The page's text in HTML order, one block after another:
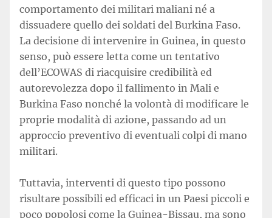
comportamento dei militari maliani né a
dissuadere quello dei soldati del Burkina Faso.
La decisione di intervenire in Guinea, in questo
senso, può essere letta come un tentativo
dell’ECOWAS di riacquisire credibilità ed
autorevolezza dopo il fallimento in Mali e
Burkina Faso nonché la volontà di modificare le
proprie modalità di azione, passando ad un
approccio preventivo di eventuali colpi di mano
militari.
Tuttavia, interventi di questo tipo possono
risultare possibili ed efficaci in un Paesi piccoli e
poco popolosi come la Guinea-Bissau, ma sono